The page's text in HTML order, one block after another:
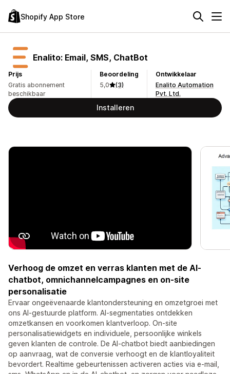
Shopify App Store
Enalito: Email, SMS, ChatBot
Prijs
Gratis abonnement
beschikbaar
Beoordeling
5,0
(3)
Ontwikkelaar
Enalito Automation
Pvt. Ltd.
Installeren
Verhoog de omzet en verras klanten met de AI-
chatbot, omnichannelcampagnes en on-site
personalisatie
Ervaar ongeëvenaarde klantondersteuning en omzetgroei met
ons AI-gestuurde platform. AI-segmentaties ontdekken
omzetkansen en voorkomen klantverloop. On-site
personalisatiewidgets en individuele, persoonlijke winkels
geven klanten de controle. De AI-chatbot biedt aanbiedingen
op aanvraag, wat de conversie verhoogt en de klantloyaliteit
bevordert. Realtime gebeurtenissen activeren acties via e-mail,